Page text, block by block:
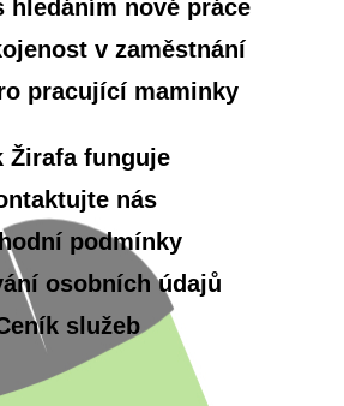
hledáním nové práce
v zaměstnání
pracující maminky
Žirafa funguje
nás
podmínky
osobních údajů
služeb